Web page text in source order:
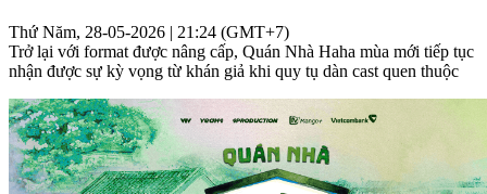
Thứ Năm, 28-05-2026 | 21:24 (GMT+7)
Trở lại với format được nâng cấp, Quán Nhà Haha mùa mới tiếp tục
nhận được sự kỳ vọng từ khán giả khi quy tụ dàn cast quen thuộc